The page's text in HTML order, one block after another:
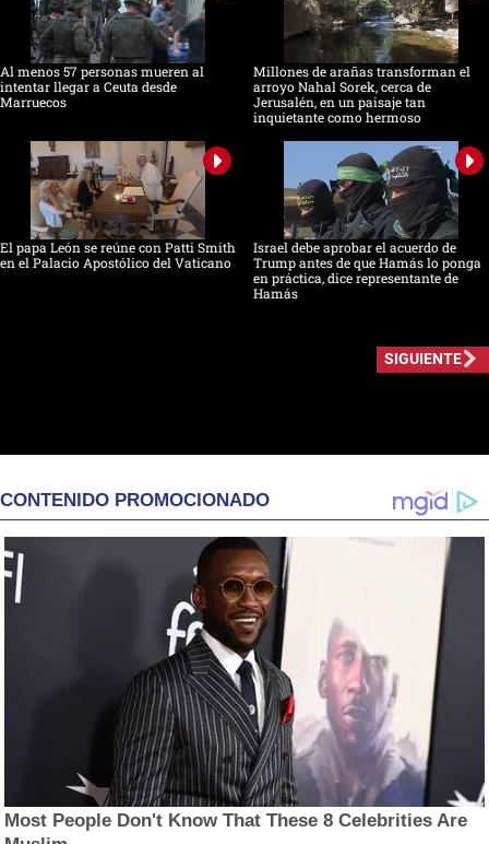
Al menos 57 personas mueren al
intentar llegar a Ceuta desde
Marruecos
Millones de arañas transforman el
arroyo Nahal Sorek, cerca de
Jerusalén, en un paisaje tan
inquietante como hermoso
El papa León se reúne con Patti Smith
en el Palacio Apostólico del Vaticano
Israel debe aprobar el acuerdo de
Trump antes de que Hamás lo ponga
en práctica, dice representante de
Hamás
SIGUIENTE
CONTENIDO PROMOCIONADO
Most People Don't Know That These 8 Celebrities Are